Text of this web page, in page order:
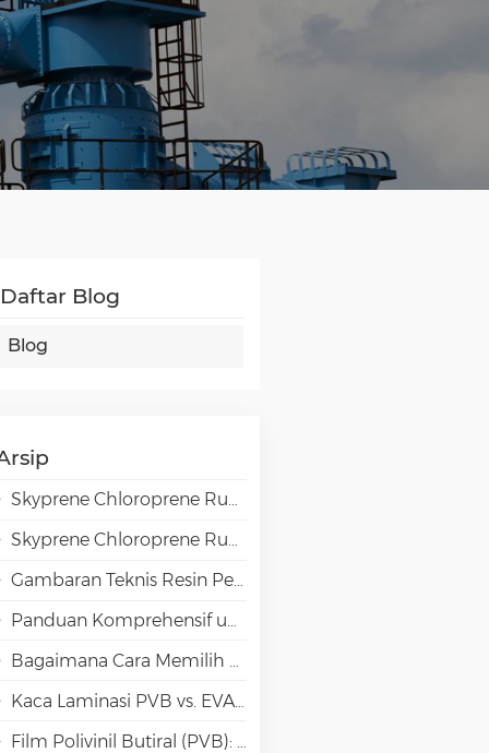
Daftar Blog
Blog
Skyprene Chloroprene Rubber Grades for Adhesive Applications
Skyprene Chloroprene Rubber Grades for Industrial Applications
Gambaran Teknis Resin Penghalang Tinggi EVAL EVOH dalam Aplikasi Pengemasan
Panduan Komprehensif untuk Pemilihan Emulsi VAE
Bagaimana Cara Memilih Jenis Polivinil Alkohol (PVA) yang Tepat untuk Aplikasi Kertas Khusus?
Kaca Laminasi PVB vs. EVA vs. SGP vs. TPU: Perbandingan & Panduan untuk Arsitektur Modern
Film Polivinil Butiral (PVB): Kimia, Pemrosesan, dan Aplikasi Berkinerja Tinggi